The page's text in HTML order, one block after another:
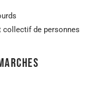
collectif de personnes